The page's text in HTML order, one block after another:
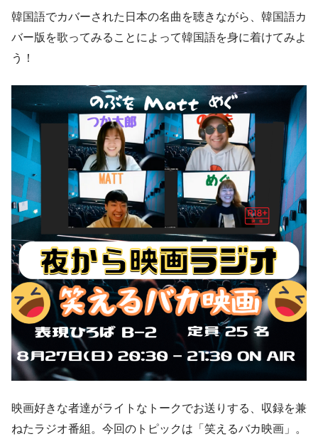
韓国語でカバーされた日本の名曲を聴きながら、韓国語カ
バー版を歌ってみることによって韓国語を身に着けてみよ
う！
映画好きな者達がライトなトークでお送りする、収録を兼
ねたラジオ番組。今回のトピックは「笑えるバカ映画」。